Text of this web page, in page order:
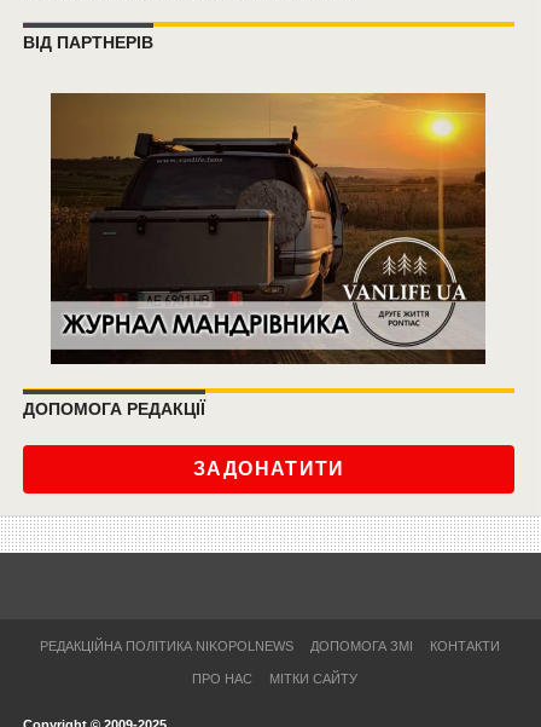
ВІД ПАРТНЕРІВ
ДОПОМОГА РЕДАКЦІЇ
ЗАДОНАТИТИ
РЕДАКЦІЙНА ПОЛІТИКА NIKOPOLNEWS ДОПОМОГА ЗМІ КОНТАКТИ
ПРО НАС МІТКИ САЙТУ